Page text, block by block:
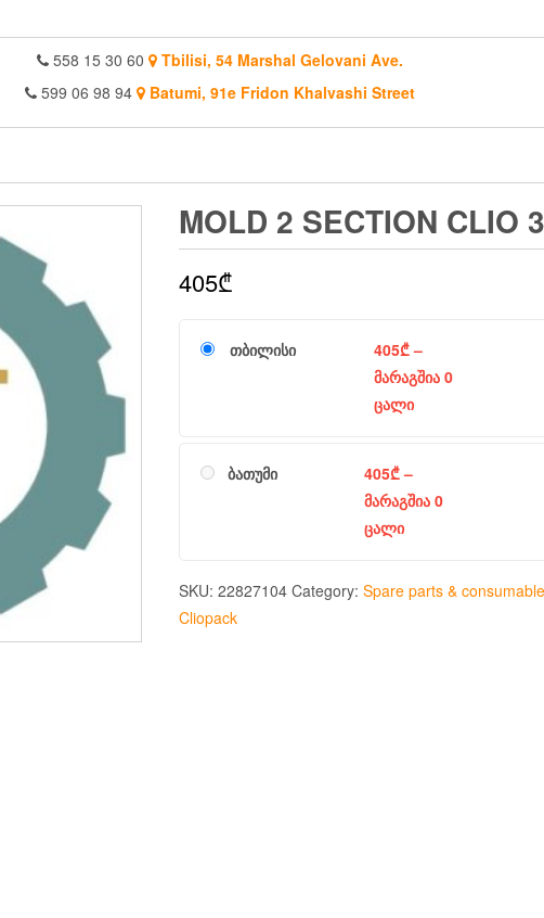
558 15 30 60
Tbilisi, 54 Marshal Gelovani Ave.
599 06 98 94
Batumi, 91e Fridon Khalvashi Street
MOLD 2 SECTION CLIO
405₾
თბილისი 405₾–
მარაგშია 0
ცალი
ბათუმი 405₾–
მარაგშია 0
ცალი
SKU: 22827104 Category: Spare parts &
Cliopack